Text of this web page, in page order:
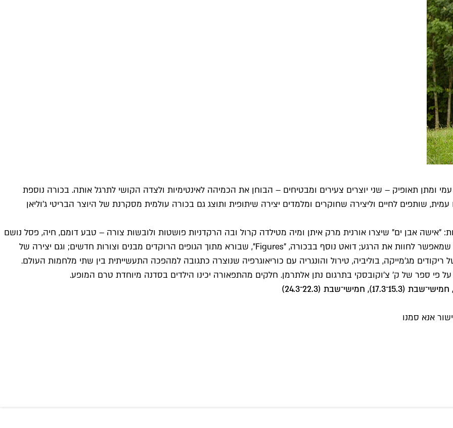
תאופיק – שני יוצרים צעירים ומבטיחים – הבוחן את הכמיהה לאינטימיות ולצדה הקושי לתרגל אותה. בכורה נוספת
שותפים לחיים וליצירה שחוקרים ומלמדים יצירה שיתופית ותוצג גם בכורה עולמית מסקרנת של היוצר הבריטי ג'וליאן
שלוש בכורות נוספות: "אישה אבן ים" שיצרו אורנית מרק איתן ומיה מטילדה קרול ובה הרקדניות פושטות ולובשות צורה – טבע דומם, חיה, פסל נושם
– והכל תוך השתחררות מהעצמי והפיכתן לגוף אוניברסלי וראשוני שמאפשר לחוות את הרגע; דואט נוסף בבכורה, "Figures", שבורא מתוך הגופים הרוקדים מבנים וצורות חדשים; וגם יצירה של
מג'מייקה, בוליביה, טירול והונגריה עם כוריאוגרפיה שנוצרה כתגובה למהפכה התעשייתית בין שתי מלחמות העולם.
על פי ספר של ק' צ'וקובסקי בתרגום נתן אלתרמן. חלקים מהתפאורה יכינו הילדים בסדנה מיוחדת טרם המופע.
אנא סמנו